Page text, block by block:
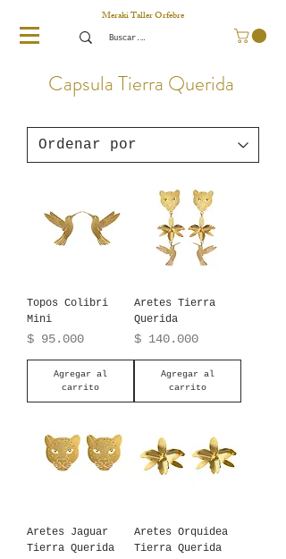
Meraki Taller Orfebre
Capsula Tierra Querida
Topos Colibri
Mini
Precio
$ 95.000
Agregar al
carrito
Aretes Tierra
Querida
Precio
$ 140.000
Agregar al
carrito
Aretes Jaguar
Tierra Querida
Aretes Orquidea
Tierra Querida